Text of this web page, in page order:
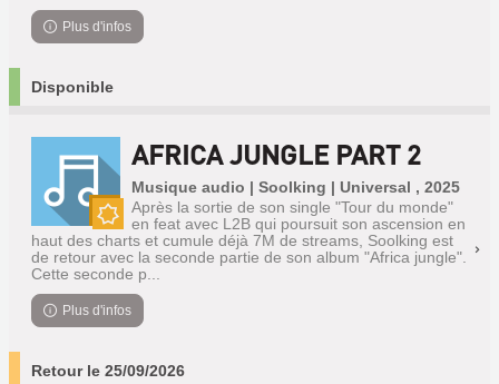
Plus d'infos
Disponible
Nouveauté
AFRICA JUNGLE PART 2
Musique audio | Soolking | Universal , 2025
Après la sortie de son single "Tour du monde"
en feat avec L2B qui poursuit son ascension en
haut des charts et cumule déjà 7M de streams, Soolking est
de retour avec la seconde partie de son album "Africa jungle".
Cette seconde p...
Plus d'infos
Retour le 25/09/2026